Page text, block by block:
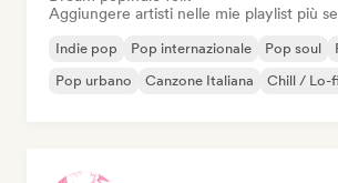
Aggiungere artisti nelle mie playlist più
Indie pop Pop internazionale Pop soul
Pop urbano
Canzone Italiana Chill / Lo-